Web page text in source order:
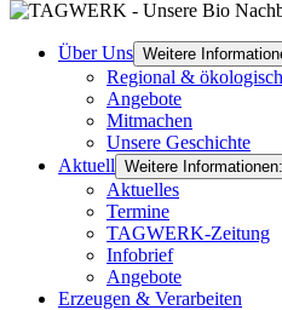
Über Uns Weitere
Regional & ökologisch
Angebote
Mitmachen
Unsere Geschichte
Aktuell Weitere
Aktuelles
Termine
TAGWERK-Zeitung
Infobrief
Angebote
Erzeugen & Verarbeiten